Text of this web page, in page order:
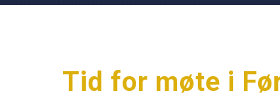
Tid for møte i